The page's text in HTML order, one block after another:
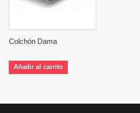
Colchón Dama
Añadir al carrito